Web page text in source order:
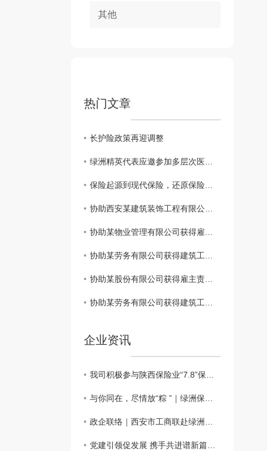
其他
热门文章
长护险政策再迎调整
绿洲精英代表应邀参加多层次医疗保障体系及健康险创新发展系列会议
保险起源到现代保险，还原保险本来的样子
协助西安某建筑装饰工程有限公司获得建工团意险理赔款2760.11元
协助某物业管理有限公司获得雇主责任险理赔款3183.6元
协助某劳务有限公司获得建筑工程团体意外伤害保险理赔款11832.85元
协助某股份有限公司获得雇主责任保险理赔款34698.3元
协助某劳务有限公司获得建筑工程团体意外伤害保险理赔款80000元
企业资讯
我司积极参与陕西保险业“7.8”保险公益科普嘉年华活动
与你同在，尽情放“粽 ”｜绿洲保险代理端午仲夏日活动会圆满举办
政企联络｜西安市工商联赴绿洲保险代理、西安市宜昌商会调研座谈
党建引领促发展 携手共进谱新篇——主题党日活动